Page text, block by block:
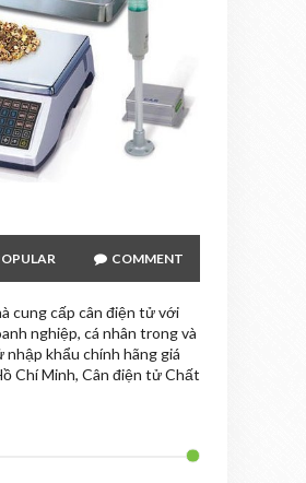
COMMENT
cung cấp cân điện tử với
nghiệp, cá nhân trong và
khẩu chính hãng giá
Chí Minh, Cân điện tử Chất